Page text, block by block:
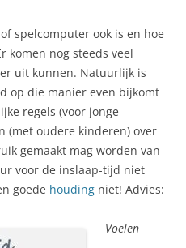
spelcomputer ook is en hoe
komen nog steeds veel
uit kunnen. Natuurlijk is
op die manier even bijkomt
regels (voor jonge
(met oudere kinderen) over
gemaakt mag worden van
voor de inslaap-tijd niet
goede houding niet! Advies:
Voelen